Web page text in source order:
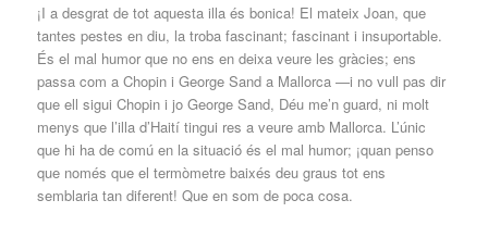
¡I a desgrat de tot aquesta illa és bonica! El mateix Joan, que
tantes pestes en diu, la troba fascinant; fascinant i insuportable.
És el mal humor que no ens en deixa veure les gràcies; ens
passa com a Chopin i George Sand a Mallorca —i no vull pas dir
que ell sigui Chopin i jo George Sand, Déu me’n guard, ni molt
menys que l’illa d’Haití tingui res a veure amb Mallorca. L’únic
que hi ha de comú en la situació és el mal humor; ¡quan penso
que només que el termòmetre baixés deu graus tot ens
semblaria tan diferent! Que en som de poca cosa.